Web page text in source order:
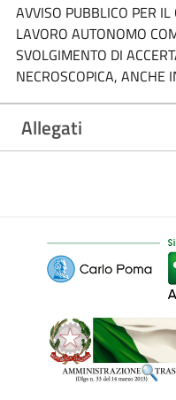
AVVISO PUBBLICO PER
LAVORO AUTONOMO
SVOLGIMENTO DI
NECROSCOPICA, ANCHE
Allegati